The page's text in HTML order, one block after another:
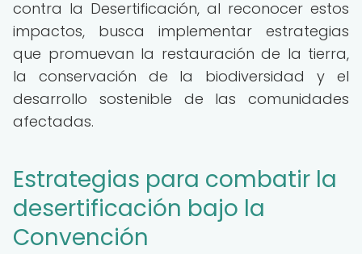
contra la Desertificación, al reconocer estos
impactos, busca implementar estrategias
que promuevan la restauración de la tierra,
la conservación de la biodiversidad y el
desarrollo sostenible de las comunidades
afectadas.
Estrategias para combatir la
desertificación bajo la
Convención